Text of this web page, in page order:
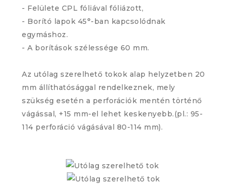
- Felülete CPL fóliával fóliázott,
- Borító lapok 45°-ban kapcsolódnak
egymáshoz.
- A borítások szélessége 60 mm.
Az utólag szerelhető tokok alap helyzetben 20
mm állíthatósággal rendelkeznek, mely
szükség esetén a perforációk mentén történő
vágással, +15 mm-el lehet keskenyebb.(pl.: 95-
114 perforáció vágásával 80-114 mm).